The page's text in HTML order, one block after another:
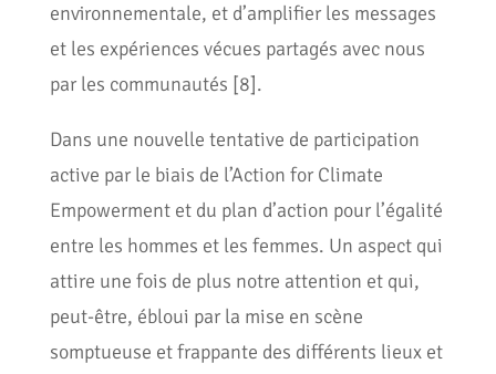
environnementale, et d’amplifier les messages
et les expériences vécues partagés avec nous
par les communautés [8].
Dans une nouvelle tentative de participation
active par le biais de l’Action for Climate
Empowerment et du plan d’action pour l’égalité
entre les hommes et les femmes. Un aspect qui
attire une fois de plus notre attention et qui,
peut-être, ébloui par la mise en scène
somptueuse et frappante des différents lieux et